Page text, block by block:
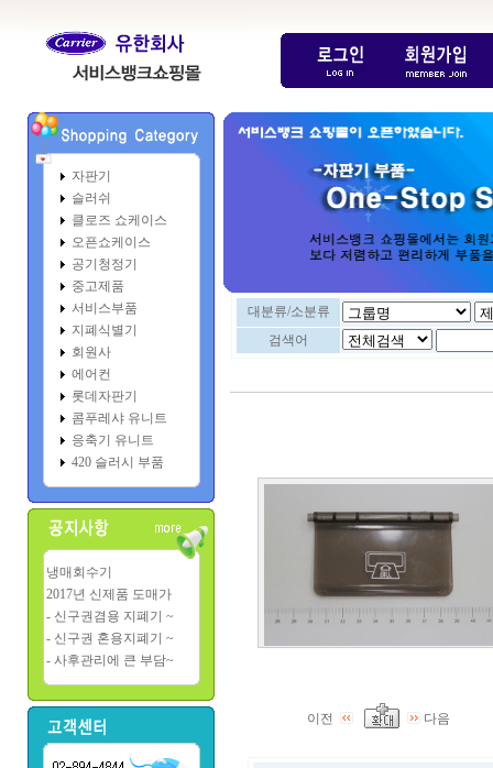
자판기
슬러쉬
클로즈 쇼케이스
오픈쇼케이스
공기청정기
중고제품
서비스부품
지폐식별기
회원사
에어컨
롯데자판기
콤푸레샤 유니트
응축기 유니트
420 슬러시 부품
냉매회수기
2017년 신제품 도매가
- 신구권겸용 지폐기 ~
- 신구권 혼용지폐기 ~
- 사후관리에 큰 부담~
대분류/소분류
검색어
이전 다음